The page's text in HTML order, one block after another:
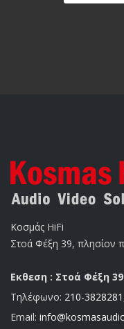
Κοσμάς HiFi
Στοά Φέξη 39, πλησίον
Εκθεση : Στοά Φέξη 39
Τηλέφωνο: 210-3828281
Email: